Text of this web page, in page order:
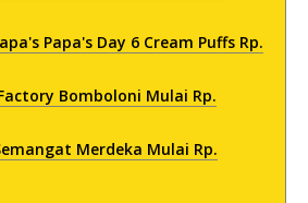
Papa's Day 6 Cream Puffs Rp.
Bomboloni Mulai Rp.
Merdeka Mulai Rp.